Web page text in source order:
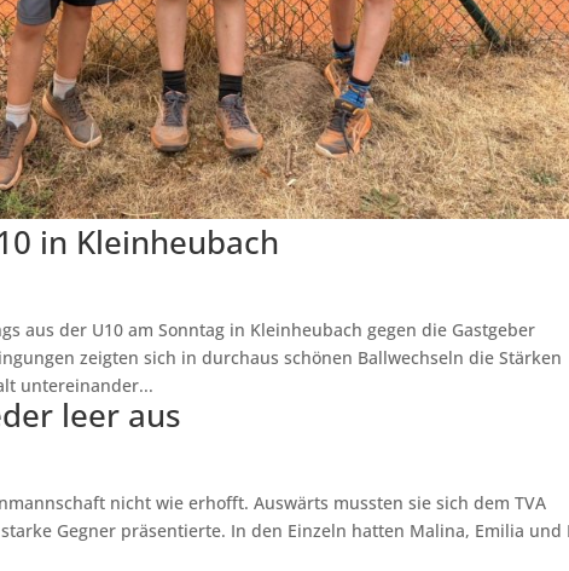
in Kleinheubach
aus der U10 am Sonntag in Kleinheubach gegen die Gastgeber
zeigten sich in durchaus schönen Ballwechseln die Stärken
untereinander...
leer aus
nicht wie erhofft. Auswärts mussten sie sich dem TVA
Gegner präsentierte. In den Einzeln hatten Malina, Emilia und